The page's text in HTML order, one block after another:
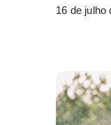
16 de julho